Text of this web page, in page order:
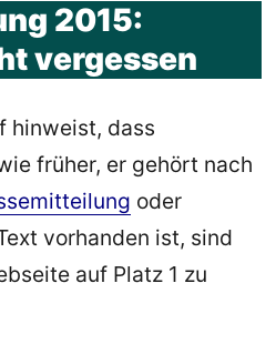
2015:
vergessen
hinweist, dass
früher, er gehört nach
oder
vorhanden ist, sind
auf Platz 1 zu